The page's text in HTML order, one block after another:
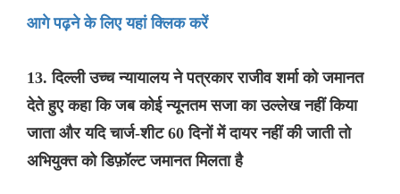
आगे पढ़ने के लिए यहां क्लिक करें
13. दिल्ली उच्च न्यायालय ने पत्रकार राजीव शर्मा को जमानत
देते हुए कहा कि जब कोई न्यूनतम सजा का उल्लेख नहीं किया
जाता और यदि चार्ज-शीट 60 दिनों में दायर नहीं की जाती तो
अभियुक्त को डिफ़ॉल्ट जमानत मिलता है